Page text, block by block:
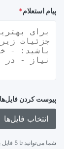
پیام استعلام*
پیوست کردن فایل‌ها
انتخاب فایل‌ها